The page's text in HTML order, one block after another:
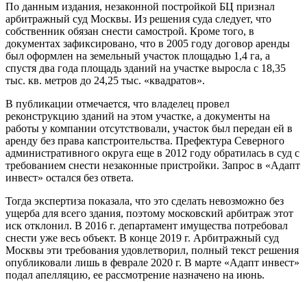
По данным издания, незаконной постройкой БЦ признал
арбитражный суд Москвы. Из решения суда следует, что
собственник обязан снести самострой. Кроме того, в
документах зафиксировано, что в 2005 году договор аренды
был оформлен на земельный участок площадью 1,4 га, а
спустя два года площадь зданий на участке выросла с 18,35
тыс. кв. метров до 24,25 тыс. «квадратов».
В публикации отмечается, что владелец провел
реконструкцию зданий на этом участке, а документы на
работы у компании отсутствовали, участок был передан ей в
аренду без права капстроительства. Префектура Северного
административного округа еще в 2012 году обратилась в суд с
требованием снести незаконные пристройки. Запрос в «Адапт
инвест» остался без ответа.
Тогда экспертиза показала, что это сделать невозможно без
ущерба для всего здания, поэтому московский арбитраж этот
иск отклонил. В 2016 г. департамент имущества потребовал
снести уже весь объект. В конце 2019 г. Арбитражный суд
Москвы эти требования удовлетворил, полный текст решения
опубликовали лишь в феврале 2020 г. В марте «Адапт инвест»
подал апелляцию, ее рассмотрение назначено на июнь.